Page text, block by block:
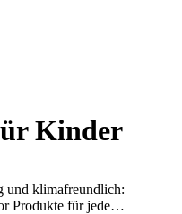
Kinder
und klimafreundlich:
Produkte für jede